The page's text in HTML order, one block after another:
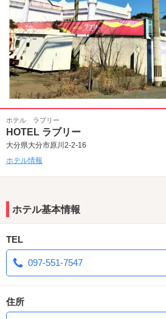
ホテル ラブリー
HOTEL ラブリー
大分県大分市原川2-2-16
ホテル情報
ホテル基本情報
TEL
097-551-7547
住所